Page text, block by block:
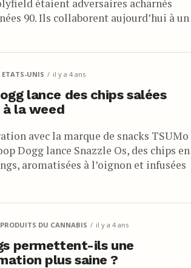
étaient adversaires acharnés
90. Ils collaborent aujourd’hui à un
UNIS il y a 4 ans
lance des chips salées
la weed
avec la marque de snacks TSUMo
Dogg lance Snazzle Os, des chips en
aromatisées à l’oignon et infusées
PRODUITS DU CANNABIS il y a 4 ans
permettent-ils une
plus saine ?